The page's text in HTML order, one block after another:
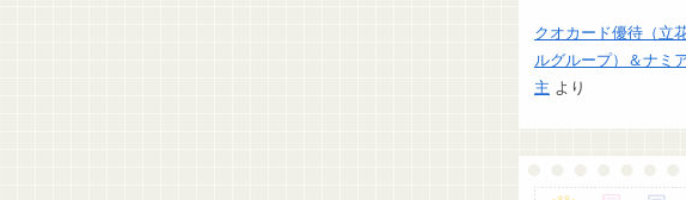
クオカード優待（立
ルグループ）＆ナミ
主 より